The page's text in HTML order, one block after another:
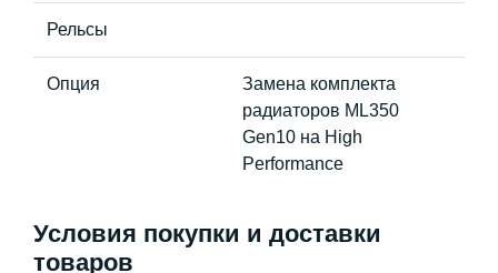
Рельсы
Опция
Замена комплекта
радиаторов ML350
Gen10 на High
Performance
Условия покупки и доставки
товаров